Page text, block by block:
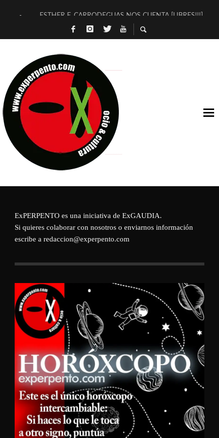
ESTHER F. CARRODEGUAS NOS CUENTA [LIBRES!!!]
[TERRA DE GUAPES] DE SANDRA MONFORT
TIMBRE 4, LA ESCUELA DEL DIRECTOR TEATRAL CLAUDIO
30 AÑOS (NO ES NADA) DE LA KATARSIS DEL TOMATAZO
MILITARES JUDÍAS EN #EXVITA
D’BALDOMEROS REINVENTAN [BITÁCORA 3.0] EN EXVITA
MARSHALL FLASH PRESENTA EN EXVITA [RELATIVA
JOFRE BARDAGÍ EN EXVITA INTERPRETANDO A SERRAT
ExPERPENTO es una iniciativa de ExGAUDIA.
Si quieres colaborar con nosotros o enviarnos información
escribe a redaccion@experpento.com